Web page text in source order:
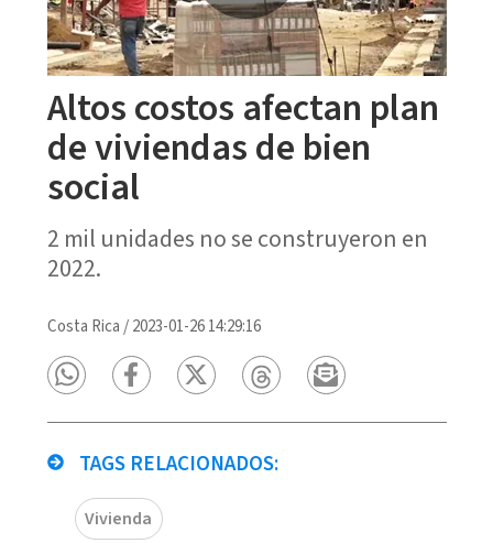
Altos costos afectan plan
de viviendas de bien
social
2 mil unidades no se construyeron en
2022.
Costa Rica /2023-01-26 14:29:16
TAGS RELACIONADOS:
Vivienda